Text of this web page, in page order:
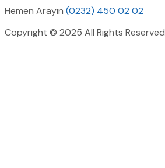
Hemen Arayın (0232) 450 02 02
Copyright © 2025 All Rights Reserved